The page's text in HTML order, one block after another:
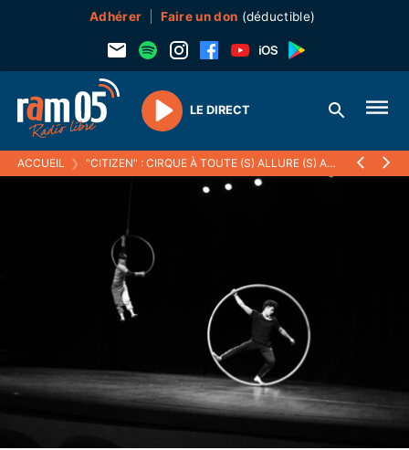
Adhérer Faire un don (déductible)
Play
LE DIRECT
ACCUEIL ❯ "CITIZEN" : CIRQUE À TOUTE (S) ALLURE (S) AU TDB